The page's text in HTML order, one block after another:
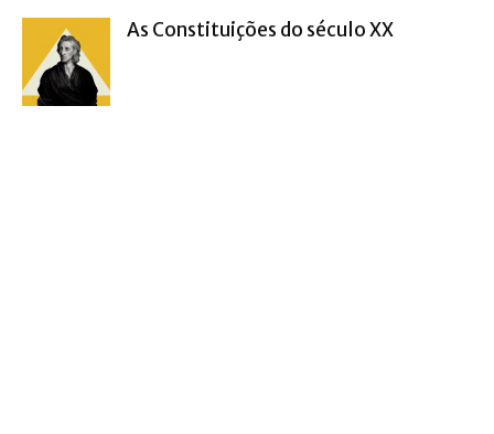
As Constituições do século XX